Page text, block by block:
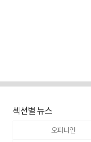
섹션별 뉴스
오피니언